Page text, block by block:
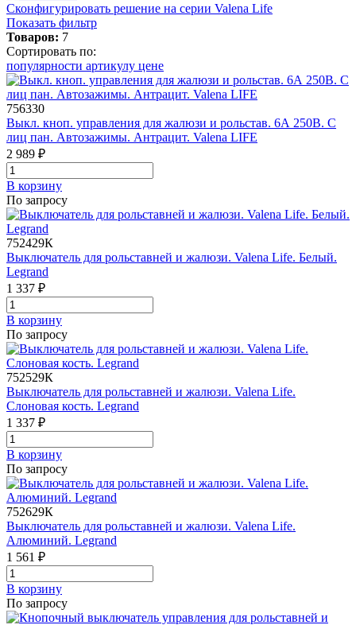
Сконфигурировать решение на серии Valena Life
Показать фильтр
Товаров: 7
Сортировать по:
популярности артикулу цене
756330
Выкл. кноп. управления для жалюзи и рольстав. 6А 250В. С
лиц пан. Автозажимы. Антрацит. Valena LIFE
2 989 ₽
В корзинy
По запросу
752429К
Выключатель для рольставней и жалюзи. Valena Life. Белый.
Legrand
1 337 ₽
В корзинy
По запросу
752529К
Выключатель для рольставней и жалюзи. Valena Life.
Слоновая кость. Legrand
1 337 ₽
В корзинy
По запросу
752629К
Выключатель для рольставней и жалюзи. Valena Life.
Алюминий. Legrand
1 561 ₽
В корзинy
По запросу